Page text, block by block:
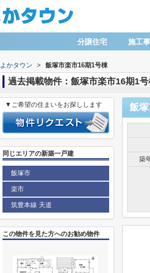
分譲住宅 施工
よかタウン > 飯塚市楽市16期1号棟
過去掲載物件：飯塚市楽市16期1
飯
築
▼ご希望の住まいをお探しします
同じエリアの新築一戸建
飯塚市
楽市
筑豊本線 天道
この物件を見た方へのお勧め物件